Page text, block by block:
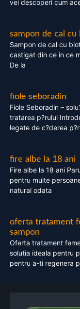
vei descoperi cum
sampon de cal
Sampon de cal cu
castigat din ce in ce
De la
fiole seboradin
Fiole Seboradin –
tratarea p?rului
legate de c?derea
fire albe la 18 ani
Fire albe la 18 ani
pentru multe
natural odata
oferta tratament
sampon
Oferta tratament
solutia ideala pentru
pentru a-ti regenera